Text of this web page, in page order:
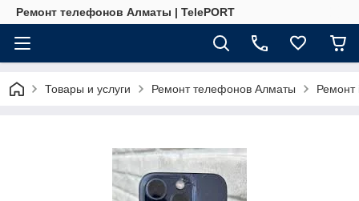
Ремонт телефонов Алматы | TelePORT
Товары и услуги Ремонт телефонов Алматы Ремонт